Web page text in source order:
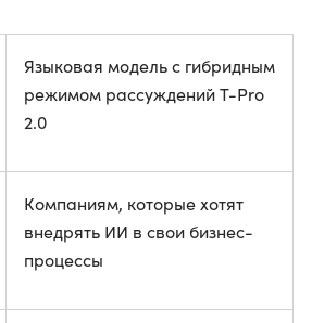
Языковая модель с гибридным
режимом рассуждений T-Pro
2.0
Компаниям, которые хотят
внедрять ИИ в свои бизнес-
процессы